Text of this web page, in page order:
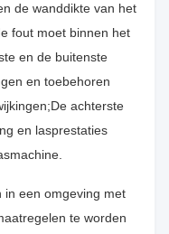
de wanddikte van het
fout moet binnen het
en de buitenste
en toebehoren
achterste
en lasprestaties
in een omgeving met
te worden